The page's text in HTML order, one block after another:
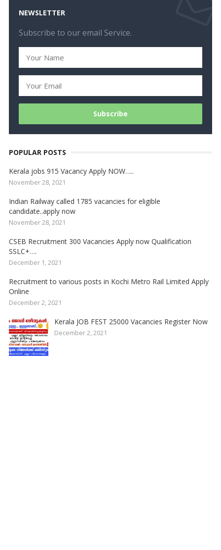
NEWSLETTER
Subscribe to our email Service.
POPULAR POSTS
Kerala jobs 915 Vacancy Apply NOW…..
November 28, 2021
Indian Railway called 1785 vacancies for eligible
candidate..apply now
November 28, 2021
CSEB Recruitment 300 Vacancies Apply now Qualification
SSLC+….
December 1, 2021
Recruitment to various posts in Kochi Metro Rail Limited Apply
Online
December 2, 2021
Kerala JOB FEST 25000 Vacancies Register Now
December 2, 2021